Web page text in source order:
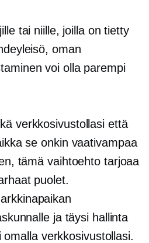
tai niille, joilla on tietty
oman
voi olla parempi
verkkosivustollasi että
se onkin vaativampaa
tämä vaihtoehto tarjoaa
puolet.
ja täysi hallinta
omalla verkkosivustollasi.